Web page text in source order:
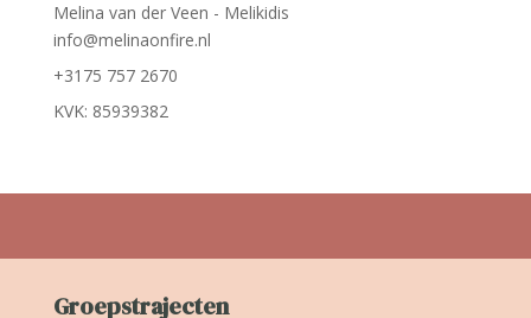
Melina van der Veen - Melikidis
info@melinaonfire.nl
+3175 757 2670
KVK: 85939382
Groepstrajecten